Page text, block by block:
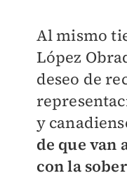
Al mismo
López
deseo de
y
de que van
con la